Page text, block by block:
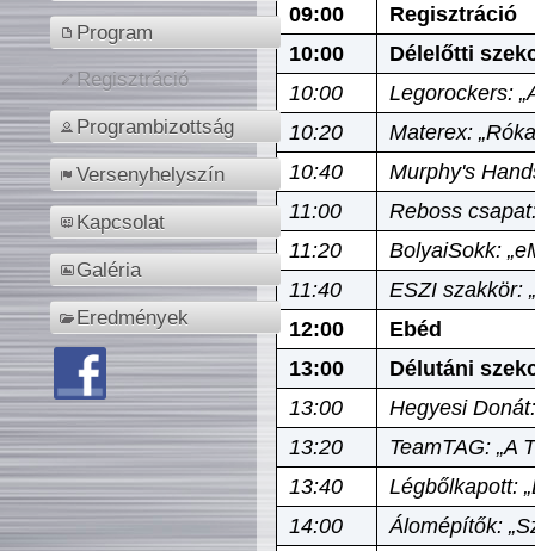
Program
Regisztráció
Programbizottság
Versenyhelyszín
Kapcsolat
Galéria
Eredmények
09:00
Regisztráció
10:00
Délelőtti
10:00
Legorockers:
10:20
Materex:
10:40
Murphy's
11:00
Reboss
11:20
BolyaiSokk:
11:40
ESZI szakkör:
12:00
Ebéd
13:00
Délutáni
13:00
Hegyesi
13:20
TeamTAG: „A
13:40
Légbőlkapott:
14:00
Álomépítők: